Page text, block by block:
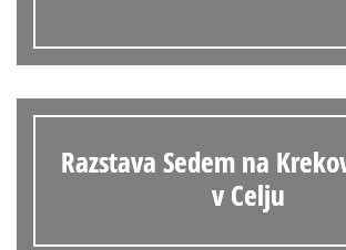
Razstava Sedem na
v Celju